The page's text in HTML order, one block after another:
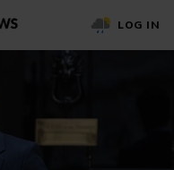
LOG IN